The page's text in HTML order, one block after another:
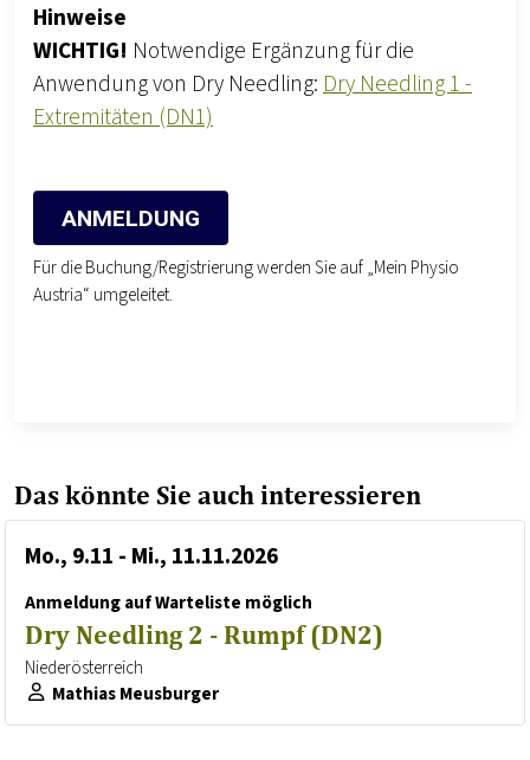
Hinweise
WICHTIG! Notwendige Ergänzung für die
Anwendung von Dry Needling:Dry Needling 1 -
Extremitäten (DN1)
ANMELDUNG
Für die Buchung/Registrierung werden Sie auf „Mein Physio
Austria“ umgeleitet.
Das könnte Sie auch interessieren
Mo., 9.11 - Mi., 11.11.2026
Anmeldung auf Warteliste möglich
Dry Needling 2 - Rumpf (DN2)
Niederösterreich
Referent*innen
Mathias Meusburger